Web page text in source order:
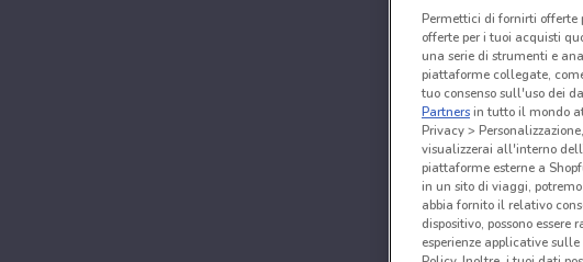
Permettici di fornirti offerte
offerte per i tuoi acquisti
una serie di strumenti e
piattaforme collegate,
tuo consenso sull'uso dei
Partnersin tutto il mondo
Privacy >
visualizzerai all'interno
piattaforme esterne a
in un sito di viaggi,
abbia fornito il relativo
dispositivo, possono
esperienze applicative